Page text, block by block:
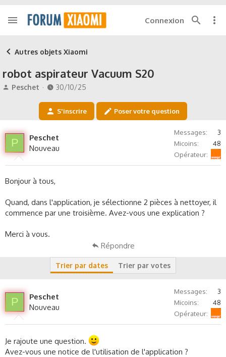
Connexion
Autres objets Xiaomi
robot aspirateur Vacuum S20
A
r
d
e
l
d
s
c
Peschet
D
e
e
é
b
30/10/25
S'inscrire Poser votre question
P
Peschet
Nouveau
Messages
3
Micoins
48
Opérateur
Bonjour à tous,
Quand, dans l'application, je sélectionne 2 pièces à nettoyer, il
commence par une troisième. Avez-vous une explication ?
Merci à vous.
Répondre
Trier par dates Trier par votes
P
Peschet
Nouveau
Messages
3
Micoins
48
Opérateur
Je rajoute une question.
Avez-vous une notice de l'utilisation de l'application ?